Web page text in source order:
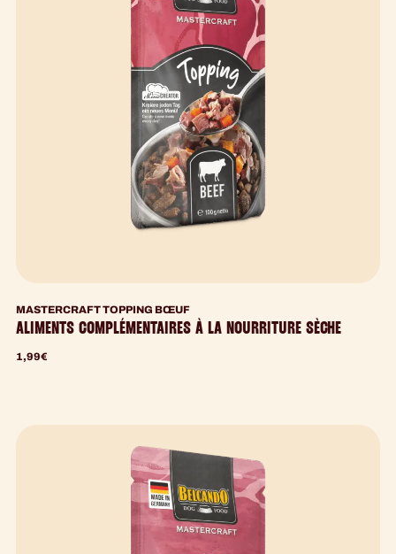
MASTERCRAFT TOPPING BŒUF
ALIMENTS COMPLÉMENTAIRES À LA NOURRITURE SÈCHE
1,99€